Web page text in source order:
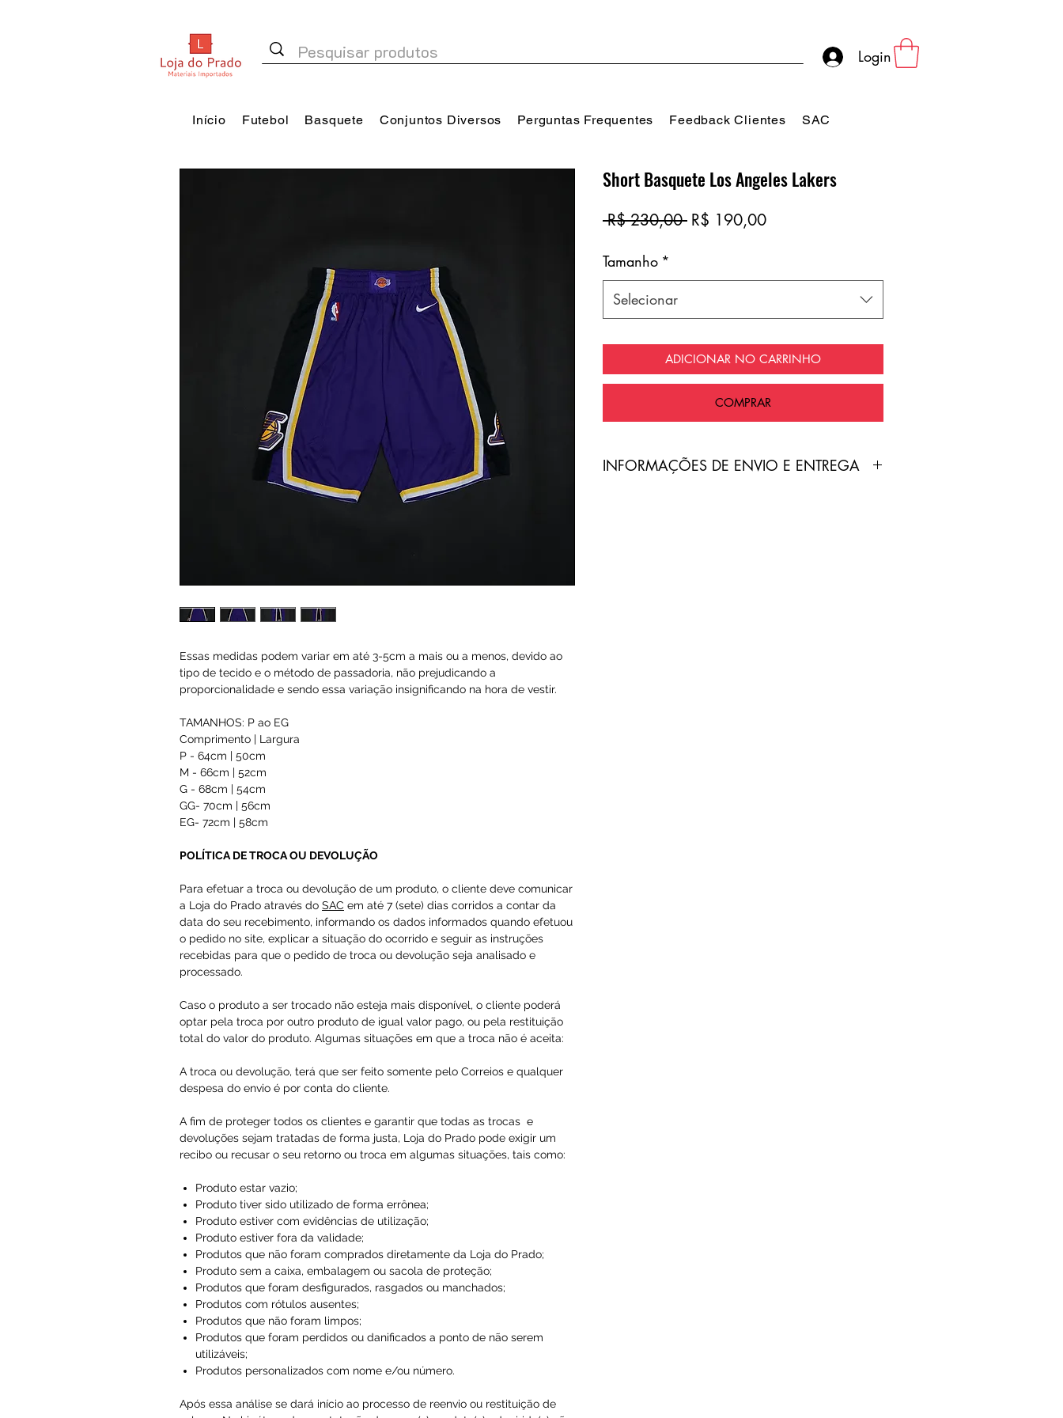
Login
Início Futebol Basquete Conjuntos Diversos Perguntas Frequentes Feedback Clientes SAC
Essas medidas podem variar em até 3-5cm a mais ou a menos, devido ao
tipo de tecido e o método de passadoria, não prejudicando a
proporcionalidade e sendo essa variação insignificando na hora de vestir.
TAMANHOS: P ao EG
Comprimento | Largura
P - 64cm | 50cm
M - 66cm | 52cm
G - 68cm | 54cm
GG- 70cm | 56cm
EG- 72cm | 58cm
POLÍTICA DE TROCA OU DEVOLUÇÃO
Para efetuar a troca ou devolução de um produto, o cliente deve comunicar
a Loja do Prado através do SAC em até 7 (sete) dias corridos a contar da
data do seu recebimento, informando os dados informados quando efetuou
o pedido no site, explicar a situação do ocorrido e seguir as instruções
recebidas para que o pedido de troca ou devolução seja analisado e
processado.
Caso o produto a ser trocado não esteja mais disponível, o cliente poderá
optar pela troca por outro produto de igual valor pago, ou pela restituição
total do valor do produto. Algumas situações em que a troca não é aceita:
A troca ou devolução, terá que ser feito somente pelo Correios e qualquer
despesa do envio é por conta do cliente.
A fim de proteger todos os clientes e garantir que todas as trocas e
devoluções sejam tratadas de forma justa, Loja do Prado pode exigir um
recibo ou recusar o seu retorno ou troca em algumas situações, tais como:
Produto estar vazio;
Produto tiver sido utilizado de forma errônea;
Produto estiver com evidências de utilização;
Produto estiver fora da validade;
Produtos que não foram comprados diretamente da Loja do Prado;
Produto sem a caixa, embalagem ou sacola de proteção;
Produtos que foram desfigurados, rasgados ou manchados;
Produtos com rótulos ausentes;
Produtos que não foram limpos;
Produtos que foram perdidos ou danificados a ponto de não serem
utilizáveis;
Produtos personalizados com nome e/ou número.
Após essa análise se dará início ao processo de reenvio ou restituição de
Short Basquete Los Angeles Lakers
R$ 230,00 Preço
R$ 190,00Preço
Tamanho *
Selecionar
ADICIONAR NO CARRINHO
COMPRAR
​INFORMAÇÕES DE ENVIO E ENTREGA